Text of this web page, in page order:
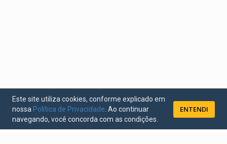
Este site utiliza cookies, conforme explicado em
nossa Política de Privacidade . Ao continuar
navegando, você concorda com as condições.
ENTENDI